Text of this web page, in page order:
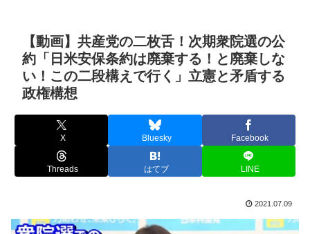
【動画】共産党の二枚舌！次期衆院選の公
約「日米安保条約は廃棄する！と廃棄しな
い！この二段構えで行く」立憲と矛盾する
政権構想
X Bluesky Facebook
Threads はてブ LINE
2021.07.09